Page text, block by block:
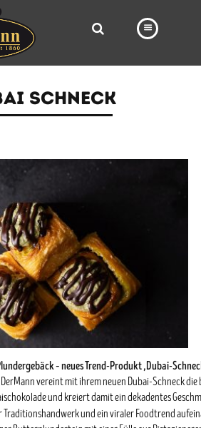
FILIALEN
BROTWAY
NEWS
KARRIERE
VIDEOS
SCHNECK
– neues Trend-Produkt „Dubai-
vereint mit ihrem neuen Dubai-Schneck
und kreiert damit ein dekadentes
Traditionshandwerk und ein viraler Foodtrend